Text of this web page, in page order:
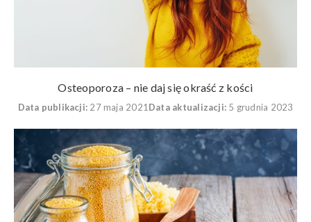
Osteoporoza – nie daj się okraść z kości
Data publikacji: 27 maja 2021 Data aktualizacji: 5 grudnia 2023